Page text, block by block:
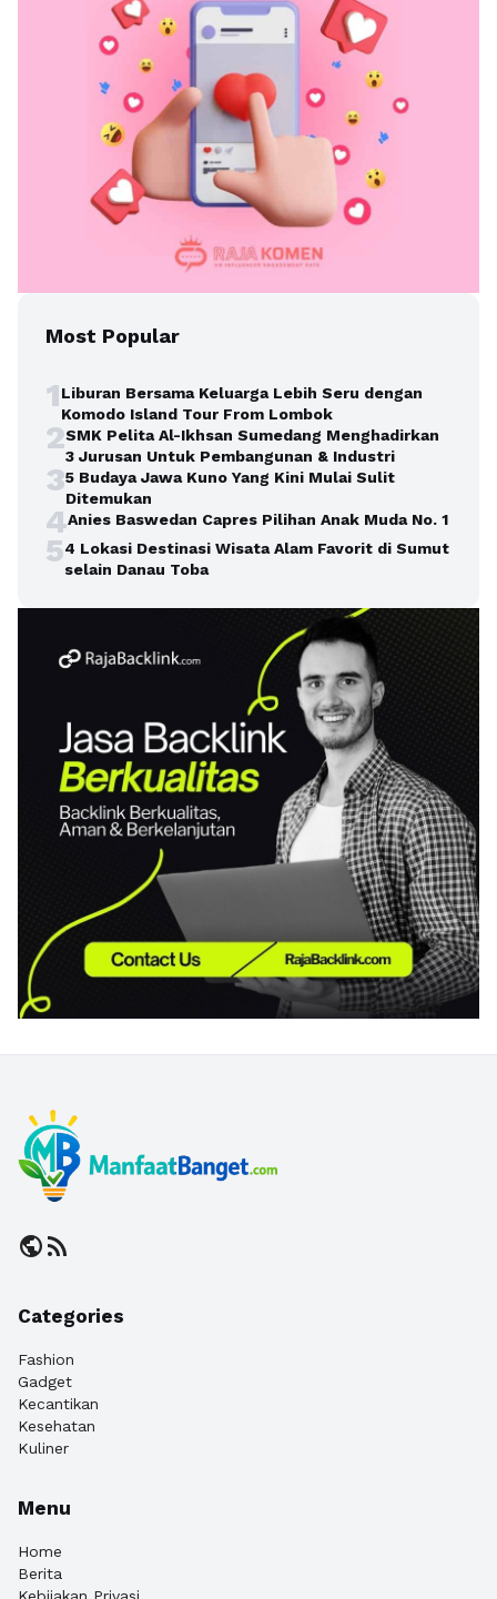
Most Popular
1Liburan Bersama Keluarga Lebih Seru dengan
Komodo Island Tour From Lombok
2SMK Pelita Al-Ikhsan Sumedang Menghadirkan
3 Jurusan Untuk Pembangunan & Industri
35 Budaya Jawa Kuno Yang Kini Mulai Sulit
Ditemukan
4Anies Baswedan Capres Pilihan Anak Muda No. 1
54 Lokasi Destinasi Wisata Alam Favorit di Sumut
selain Danau Toba
publicrss_feed
Categories
Fashion
Gadget
Kecantikan
Kesehatan
Kuliner
Menu
Home
Berita